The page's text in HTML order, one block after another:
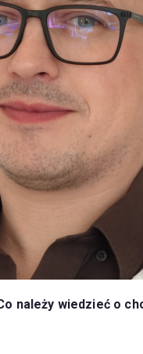
należy wiedzieć o